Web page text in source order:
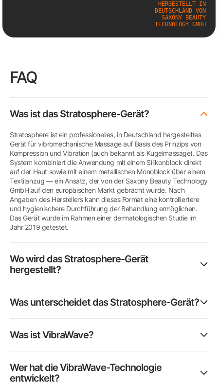
HERGESTELLT IN
DEUTSCHLAND VON
SAXONY BEAUTY
TECHNOLOGY GMBH
FAQ
Was ist das Stratosphere-Gerät?
Stratosphere ist ein professionelles, in Deutschland hergestelltes
Gerät für vibromechanische Massage auf Basis des Prinzips von
Kompression und Vibration (auch bekannt als Kugelmassage). Das
System kombiniert die Anwendung mit einem Silikonblock direkt
auf der Haut sowie mit einem metallischen Monoblock über einem
Textilanzug — ein Ansatz, der von der Saxony Beauty Technology
GmbH auf den europäischen Markt gebracht wurde. Nach
Angaben des Herstellers kann dieses Format eine kontrolliertere
und hygienischere Durchführung der Behandlung ermöglichen.
Das Gerät wurde im Rahmen einer dermatologischen Studie im
Jahr 2019 getestet.
Wo wird das Stratosphere-Gerät
hergestellt?
Was unterscheidet das Stratosphere-Gerät?
Was ist VibraWave?
Wer hat die VibraWave-Technologie
entwickelt?